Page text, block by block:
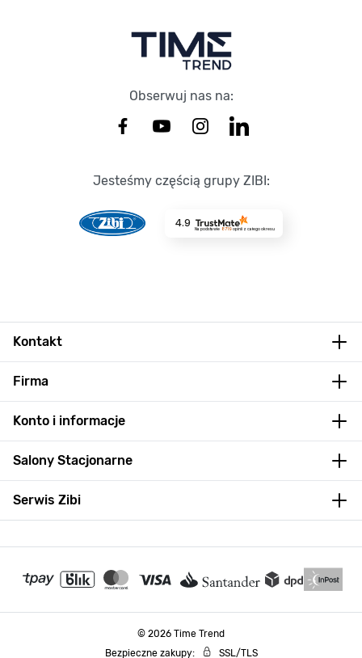
Obserwuj nas na:
Jesteśmy częścią grupy ZIBI:
4.9
Na podstawie 8719opinii z całego okresu
Kontakt
Firma
Konto i informacje
Salony Stacjonarne
Serwis Zibi
© 2026 Time Trend
Bezpieczne zakupy:
SSL/TLS